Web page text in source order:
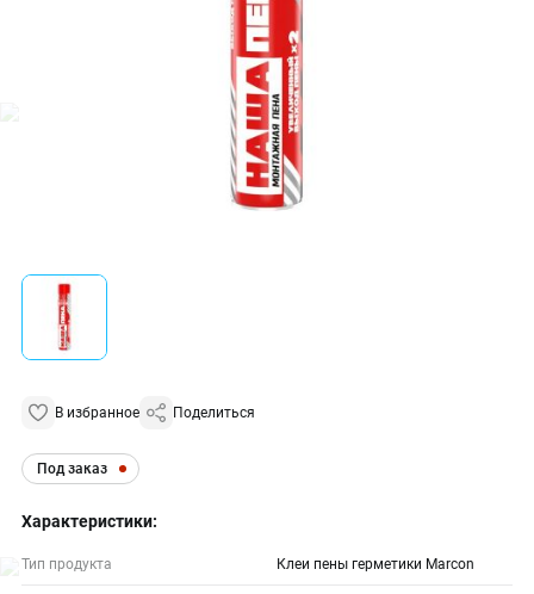
В избранное Поделиться
Под заказ
Характеристики:
Тип продукта Клеи пены герметики Marcon